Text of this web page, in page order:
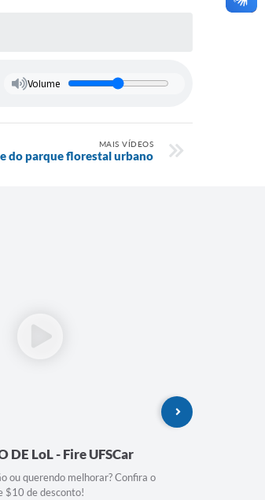
Volume
MAIS VÍDEOS
do parque florestal urbano
DE LoL - Fire UFSCar
ou querendo melhorar? Confira o
$10 de desconto!